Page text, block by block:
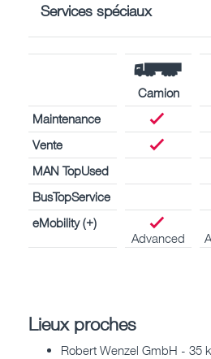
Services spéciaux
Camion
Maintenance
Vente
MAN TopUsed
BusTopService
eMobility (+)
Advanced
Lieux proches
Robert Wenzel GmbH - 35